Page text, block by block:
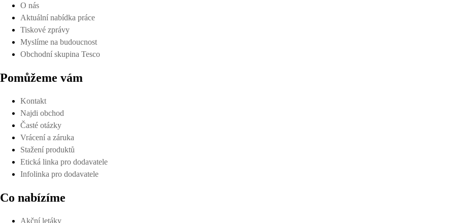
O nás
Aktuální nabídka práce
Tiskové zprávy
Myslíme na budoucnost
Obchodní skupina Tesco
Pomůžeme vám
Kontakt
Najdi obchod
Časté otázky
Vrácení a záruka
Stažení produktů
Etická linka pro dodavatele
Infolinka pro dodavatele
Co nabízíme
Akční letáky